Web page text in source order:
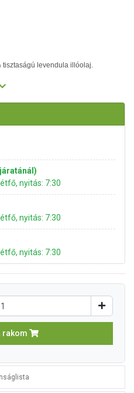
tisztaságú levendula illóolaj.
nyitás: 7:30
nyitás: 7:30
nyitás: 7:30
rakom